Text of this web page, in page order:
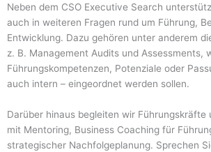
Neben dem CSO Executive Search
auch in weiteren Fragen rund um Führung,
Entwicklung. Dazu gehören unter anderem
z. B. Management Audits und Assessments,
Führungskompetenzen, Potenziale oder
auch intern – eingeordnet werden sollen.
Darüber hinaus begleiten wir Führungskräfte
mit Mentoring, Business Coaching für
strategischer Nachfolgeplanung. Sprechen